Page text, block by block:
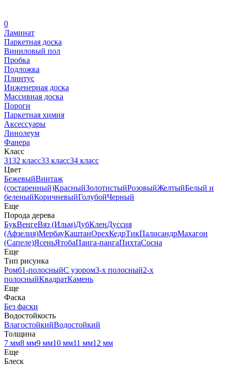
0
Ламинат
Паркетная доска
Виниловый пол
Пробка
Подложка
Плинтус
Инженерная доска
Массивная доска
Пороги
Паркетная химия
Аксессуары
Линолеум
Фанера
Класс
3132 класс33 класс34 класс
Цвет
БежевыйВинтаж
(состаренный)КрасныйЗолотистыйРозовыйЖелтыйБелый и
беленыйКоричневыйГолубойЧерный
Еще
Порода дерева
БукВенгеВяз (Ильм)ДубКленДуссия
(Афзелия)МербауКаштанОрехКедрТикПалисандрМахагон
(Сапеле)ЯсеньЯтобаПанга-пангаПихтаСосна
Еще
Тип рисунка
Ромб1-полосныйС узором3-х полосный2-х
полосныйКвадратКамень
Еще
Фаска
Без фаски
Водостойкость
ВлагостойкийВодостойкий
Толщина
7 мм8 мм9 мм10 мм11 мм12 мм
Еще
Блеск